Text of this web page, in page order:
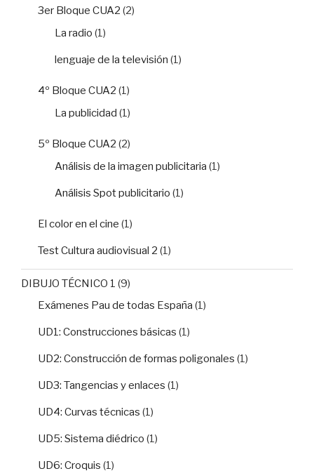
3er Bloque CUA2 (2)
La radio (1)
lenguaje de la televisión (1)
4º Bloque CUA2 (1)
La publicidad (1)
5º Bloque CUA2 (2)
Análisis de la imagen publicitaria (1)
Análisis Spot publicitario (1)
El color en el cine (1)
Test Cultura audiovisual 2 (1)
DIBUJO TÉCNICO 1 (9)
Exámenes Pau de todas España (1)
UD1: Construcciones básicas (1)
UD2: Construcción de formas poligonales (1)
UD3: Tangencias y enlaces (1)
UD4: Curvas técnicas (1)
UD5: Sistema diédrico (1)
UD6: Croquis (1)